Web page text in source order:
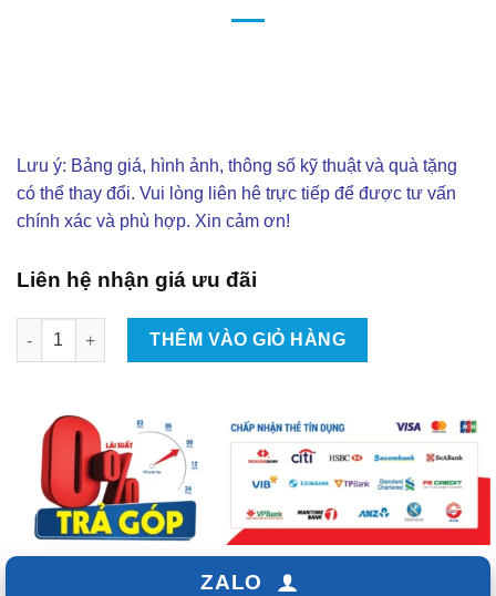
Lưu ý: Bảng giá, hình ảnh, thông số kỹ thuật và quà tặng
có thể thay đổi. Vui lòng liên hê trực tiếp để được tư vấn
chính xác và phù hợp. Xin cảm ơn!
Liên hệ nhận giá ưu đãi
Car Hud Head Up Display Car Cho Xe Toyota Vios số lượng
THÊM VÀO GIỎ HÀNG
ZALO